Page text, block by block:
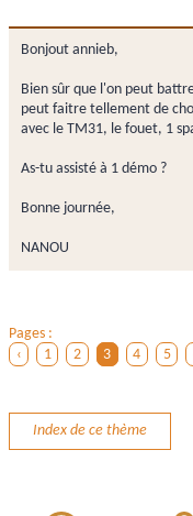
Bonjout annieb,
Bien sûr que l'on peut
peut faitre tellement de
avec le TM31, le fouet, 1
As-tu assisté à 1 démo ?
Bonne journée,
NANOU
Pages :
‹
1 2 3 4 5
Index de ce thème